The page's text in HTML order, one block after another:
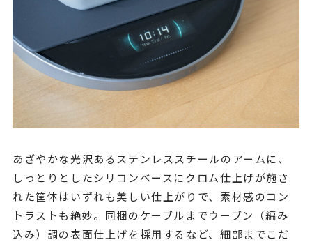
あざやかな光沢あるステンレススチールのアームに、
しっとりとしたシリコンベースにクロム仕上げが施さ
れた筐体はいずれも美しい仕上がりで、素材感のコン
トラストも絶妙。同梱のケーブルまでウーブン（編み
込み）調の表面仕上げを採用するなど、細部までこだ